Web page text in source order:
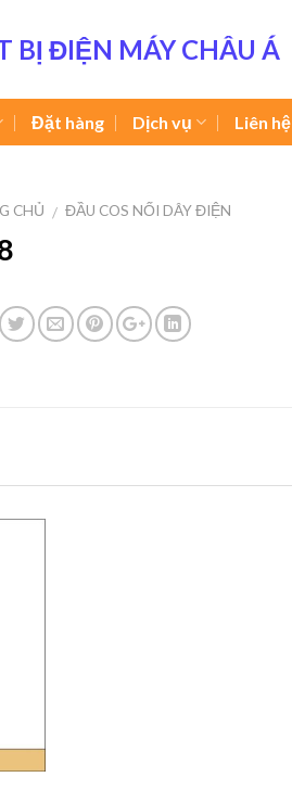
BỊ ĐIỆN MÁY CHÂU Á
Đặt hàng Dịch vụ Liên hệ
CHỦ / ĐẦU COS NỐI DÂY ĐIỆN